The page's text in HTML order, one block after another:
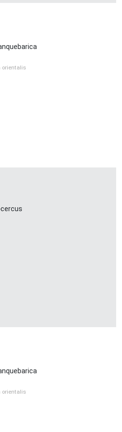
orientalis
orientalis